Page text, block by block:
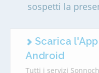
sospetti la
Scarica
Android
Tutti i servizi